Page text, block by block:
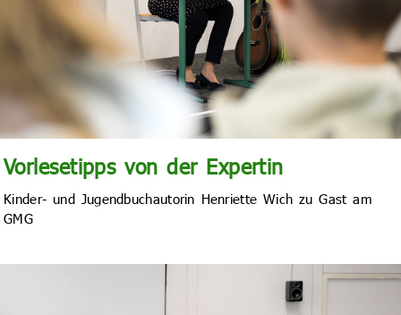
Vorlesetipps von der Expertin
Kinder- und Jugendbuchautorin Henriette Wich zu Gast am
GMG